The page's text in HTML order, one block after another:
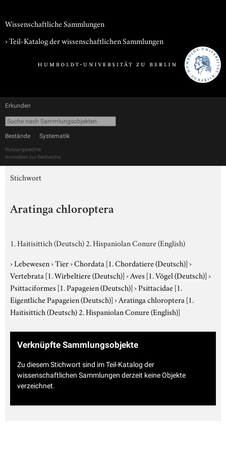
Wissenschaftliche Sammlungen
› Teil-Katalog der wissenschaftlichen Sammlungen
Erkunden
Bestände Systematik
Nutzungsrechte
Anmelden zur Recherche
Stichwort
Aratinga chloroptera
1. Haitisittich (Deutsch) 2. Hispaniolan Conure (English)
›Lebewesen›Tier›Chordata [1. Chordatiere (Deutsch)]›
Vertebrata [1. Wirbeltiere (Deutsch)]›Aves [1. Vögel (Deutsch)]›
Psittaciformes [1. Papageien (Deutsch)]›Psittacidae [1.
Eigentliche Papageien (Deutsch)]›Aratinga chloroptera [1.
Haitisittich (Deutsch) 2. Hispaniolan Conure (English)]
Verknüpfte Sammlungsobjekte
Zu diesem Stichwort sind im Teil-Katalog der
wissenschaftlichen Sammlungen derzeit keine Objekte
verzeichnet.